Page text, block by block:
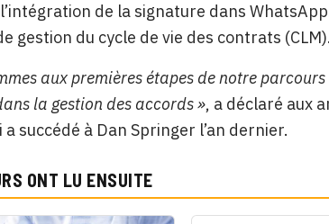
de la signature dans
gestion du cycle de vie des contrats (CLM).
aux premières étapes de notre
la gestion des accords », a déclaré aux
a succédé à Dan Springer l’an dernier.
ONT LU ENSUITE